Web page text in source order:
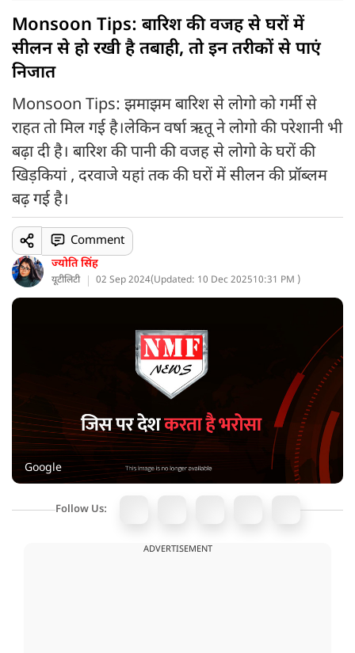
Monsoon Tips: बारिश की वजह से घरों में
सीलन से हो रखी है तबाही, तो इन तरीकों से पाएं
निजात
Monsoon Tips: झमाझम बारिश से लोगो को गर्मी से
राहत तो मिल गई है।लेकिन वर्षा ऋतू ने लोगो की परेशानी भी
बढ़ा दी है। बारिश की पानी की वजह से लोगो के घरों की
खिड़कियां , दरवाजे यहां तक की घरों में सीलन की प्रॉब्लम
बढ़ गई है।
ज्योति सिंह
यूटीलिटी 02 Sep 2024(Updated: 10 Dec 202510:31 PM )
Comment
Google
Follow Us:
ADVERTISEMENT